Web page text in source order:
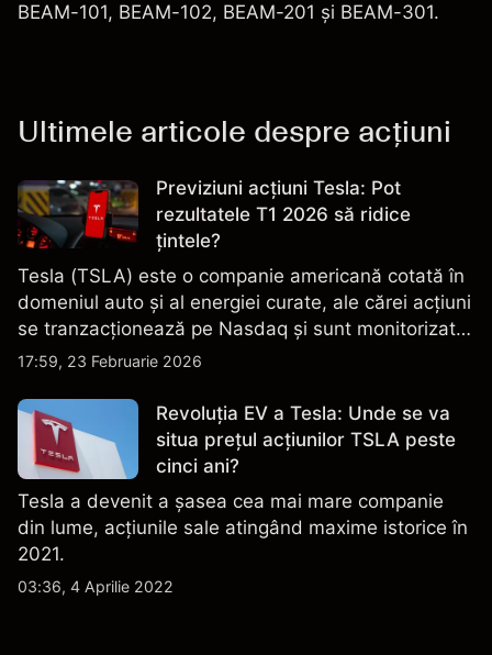
BEAM-101, BEAM-102, BEAM-201 și BEAM-301.
Ultimele articole despre acțiuni
Previziuni acțiuni Tesla: Pot
rezultatele T1 2026 să ridice
țintele?
Tesla (TSLA) este o companie americană cotată în
domeniul auto și al energiei curate, ale cărei acțiuni
se tranzacționează pe Nasdaq și sunt monitorizate
îndeaproape pentru performanța financiară, datele
17:59, 23 Februarie 2026
Revoluția EV a Tesla: Unde se va
situa prețul acțiunilor TSLA peste
cinci ani?
Tesla a devenit a șasea cea mai mare companie
din lume, acțiunile sale atingând maxime istorice în
2021.
03:36, 4 Aprilie 2022